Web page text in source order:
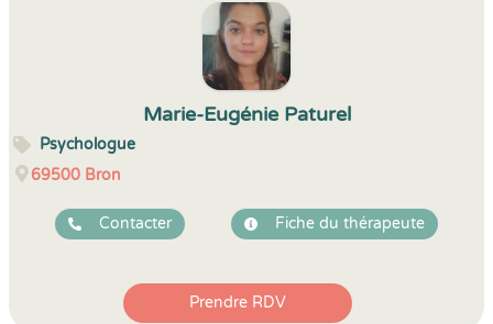
Marie-Eugénie Paturel
Psychologue
69500 Bron
Contacter Fiche du thérapeute
Prendre RDV